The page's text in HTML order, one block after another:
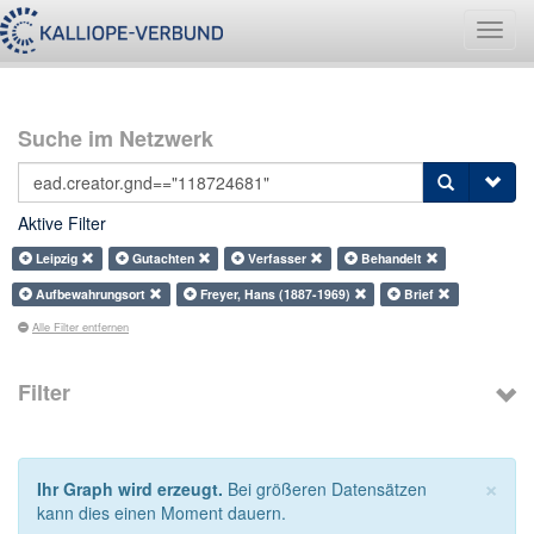
Suche im Netzwerk
Aktive Filter
Leipzig Gutachten Verfasser
Behandelt
Aufbewahrungsort
Freyer, Hans (1887-1969) Brief
Alle Filter entfernen
Filter
×
Ihr Graph wird erzeugt. Bei größeren Datensätzen
kann dies einen Moment dauern.